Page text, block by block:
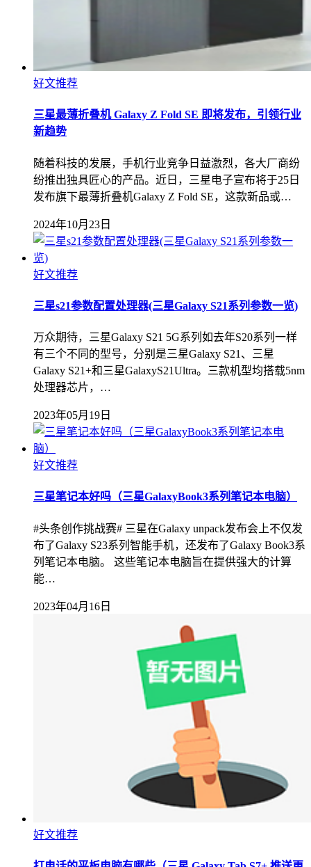
好文推荐
三星最薄折叠机 Galaxy Z Fold SE 即将发布，引领行业
新趋势
随着科技的发展，手机行业竞争日益激烈，各大厂商纷
纷推出独具匠心的产品。近日，三星电子宣布将于25日
发布旗下最薄折叠机Galaxy Z Fold SE，这款新品或…
2024年10月23日
好文推荐
三星s21参数配置处理器(三星Galaxy S21系列参数一览)
万众期待，三星Galaxy S21 5G系列如去年S20系列一样
有三个不同的型号，分别是三星Galaxy S21、三星
Galaxy S21+和三星GalaxyS21Ultra。三款机型均搭载5nm
处理器芯片，…
2023年05月19日
好文推荐
三星笔记本好吗（三星GalaxyBook3系列笔记本电脑）
#头条创作挑战赛# 三星在Galaxy unpack发布会上不仅发
布了Galaxy S23系列智能手机，还发布了Galaxy Book3系
列笔记本电脑。 这些笔记本电脑旨在提供强大的计算
能…
2023年04月16日
好文推荐